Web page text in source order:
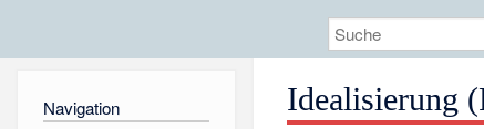
Navigation
Idealisierung